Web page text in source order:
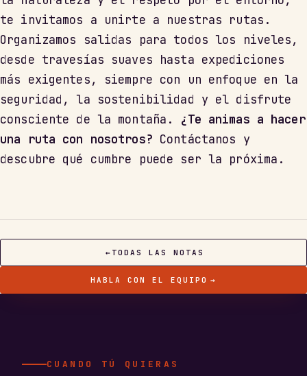
te invitamos a unirte a nuestras rutas.
Organizamos salidas para todos los niveles,
desde travesías suaves hasta expediciones
más exigentes, siempre con un enfoque en la
seguridad, la sostenibilidad y el disfrute
consciente de la montaña. ¿Te animas a hacer
una ruta con nosotros? Contáctanos y
descubre qué cumbre puede ser la próxima.
← TODAS LAS NOTAS
HABLA CON EL EQUIPO →
CUANDO TÚ QUIERAS